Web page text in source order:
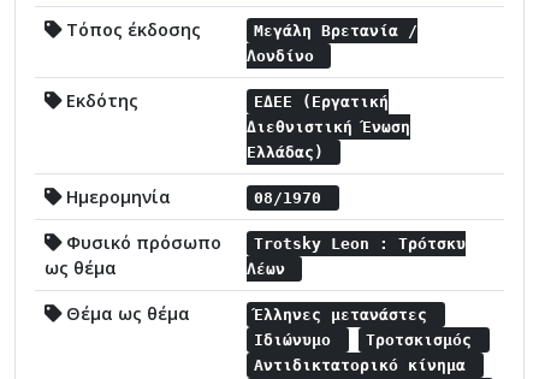
Τόπος έκδοσης
Μεγάλη Βρετανία /
Λονδίνο
Εκδότης
ΕΔΕΕ (Εργατική
Διεθνιστική Ένωση
Ελλάδας)
Ημερομηνία 08/1970
Φυσικό πρόσωπο
ως θέμα
Trotsky Leon : Τρότσκυ
Λέων
Θέμα ως θέμα
Έλληνες μετανάστες
Ιδιώνυμο
Τροτσκισμός
Αντιδικτατορικό κίνημα